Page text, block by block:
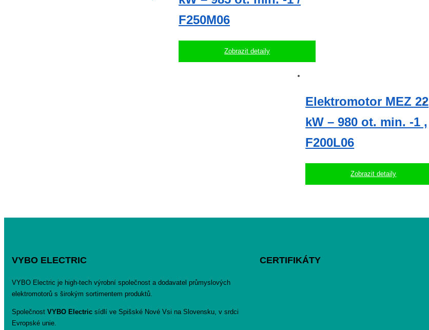
F250M06
Zobrazit detaily
Elektromotor MEZ 22
kW – 980 ot. min. -1 ,
F200L06
Zobrazit detaily
VYBO ELECTRIC
VYBO Electric je high-tech výrobní společnost a dodavatel průmyslových
elektromotorů s širokým sortimentem produktů.
Společnost VYBO Electric sídlí ve Spišské Nové Vsi na Slovensku, v srdci
Evropské unie.
CERTIFIKÁTY